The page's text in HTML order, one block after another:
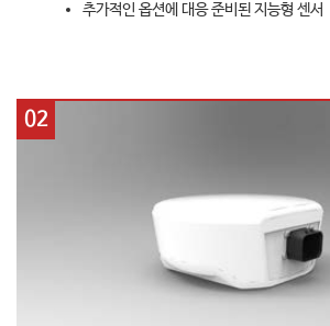
추가적인 옵션에 대응 준비된 지능형 센서
02